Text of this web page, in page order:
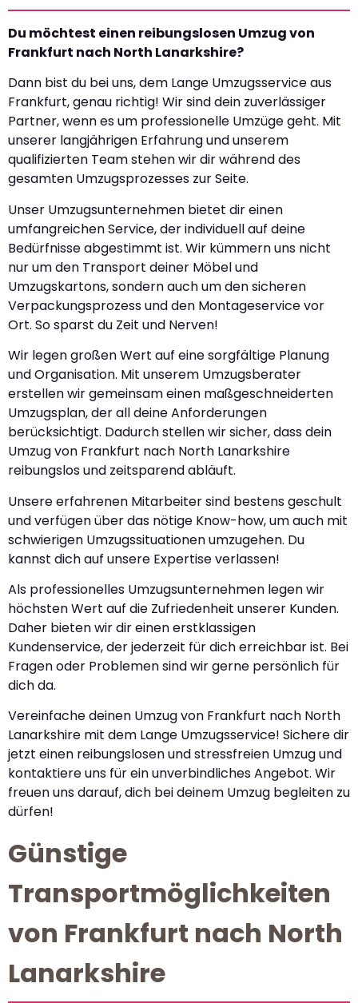
Du möchtest einen reibungslosen Umzug von
Frankfurt nach North Lanarkshire?
Dann bist du bei uns, dem Lange Umzugsservice aus
Frankfurt, genau richtig! Wir sind dein zuverlässiger
Partner, wenn es um professionelle Umzüge geht. Mit
unserer langjährigen Erfahrung und unserem
qualifizierten Team stehen wir dir während des
gesamten Umzugsprozesses zur Seite.
Unser Umzugsunternehmen bietet dir einen
umfangreichen Service, der individuell auf deine
Bedürfnisse abgestimmt ist. Wir kümmern uns nicht
nur um den Transport deiner Möbel und
Umzugskartons, sondern auch um den sicheren
Verpackungsprozess und den Montageservice vor
Ort. So sparst du Zeit und Nerven!
Wir legen großen Wert auf eine sorgfältige Planung
und Organisation. Mit unserem Umzugsberater
erstellen wir gemeinsam einen maßgeschneiderten
Umzugsplan, der all deine Anforderungen
berücksichtigt. Dadurch stellen wir sicher, dass dein
Umzug von Frankfurt nach North Lanarkshire
reibungslos und zeitsparend abläuft.
Unsere erfahrenen Mitarbeiter sind bestens geschult
und verfügen über das nötige Know-how, um auch mit
schwierigen Umzugssituationen umzugehen. Du
kannst dich auf unsere Expertise verlassen!
Als professionelles Umzugsunternehmen legen wir
höchsten Wert auf die Zufriedenheit unserer Kunden.
Daher bieten wir dir einen erstklassigen
Kundenservice, der jederzeit für dich erreichbar ist. Bei
Fragen oder Problemen sind wir gerne persönlich für
dich da.
Vereinfache deinen Umzug von Frankfurt nach North
Lanarkshire mit dem Lange Umzugsservice! Sichere dir
jetzt einen reibungslosen und stressfreien Umzug und
kontaktiere uns für ein unverbindliches Angebot. Wir
freuen uns darauf, dich bei deinem Umzug begleiten zu
dürfen!
Günstige
Transportmöglichkeiten
von Frankfurt nach North
Lanarkshire